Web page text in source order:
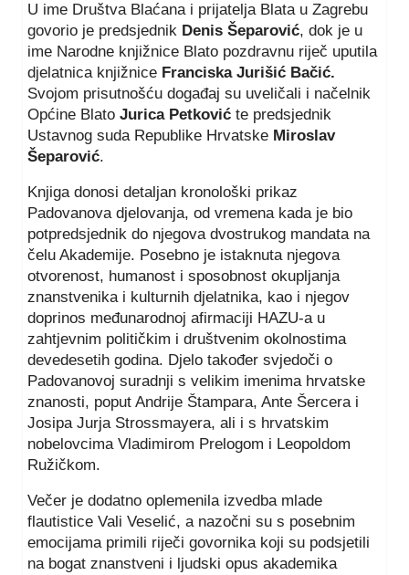
U ime Društva Blaćana i prijatelja Blata u Zagrebu
govorio je predsjednik Denis Šeparović, dok je u
ime Narodne knjižnice Blato pozdravnu riječ uputila
djelatnica knjižnice Franciska Jurišić Bačić.
Svojom prisutnošću događaj su uveličali i načelnik
Općine Blato Jurica Petković te predsjednik
Ustavnog suda Republike Hrvatske Miroslav
Šeparović.
Knjiga donosi detaljan kronološki prikaz
Padovanova djelovanja, od vremena kada je bio
potpredsjednik do njegova dvostrukog mandata na
čelu Akademije. Posebno je istaknuta njegova
otvorenost, humanost i sposobnost okupljanja
znanstvenika i kulturnih djelatnika, kao i njegov
doprinos međunarodnoj afirmaciji HAZU-a u
zahtjevnim političkim i društvenim okolnostima
devedesetih godina. Djelo također svjedoči o
Padovanovoj suradnji s velikim imenima hrvatske
znanosti, poput Andrije Štampara, Ante Šercera i
Josipa Jurja Strossmayera, ali i s hrvatskim
nobelovcima Vladimirom Prelogom i Leopoldom
Ružičkom.
Večer je dodatno oplemenila izvedba mlade
flautistice Vali Veselić, a nazočni su s posebnim
emocijama primili riječi govornika koji su podsjetili
na bogat znanstveni i ljudski opus akademika